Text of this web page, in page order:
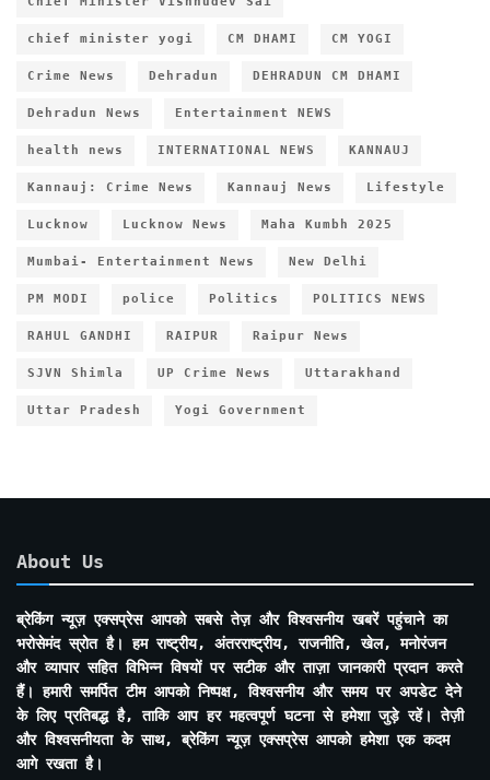
chief minister yogi CM DHAMI CM YOGI
Crime News Dehradun DEHRADUN CM DHAMI
Dehradun News Entertainment NEWS
health news INTERNATIONAL NEWS KANNAUJ
Kannauj: Crime News Kannauj News Lifestyle
Lucknow Lucknow News Maha Kumbh 2025
Mumbai- Entertainment News New Delhi
PM MODI police Politics POLITICS NEWS
RAHUL GANDHI RAIPUR Raipur News
SJVN Shimla UP Crime News Uttarakhand
Uttar Pradesh Yogi Government
About Us
ब्रेकिंग न्यूज़ एक्सप्रेस आपको सबसे तेज़ और विश्वसनीय खबरें पहुंचाने का
भरोसेमंद स्रोत है। हम राष्ट्रीय, अंतरराष्ट्रीय, राजनीति, खेल, मनोरंजन
और व्यापार सहित विभिन्न विषयों पर सटीक और ताज़ा जानकारी प्रदान करते
हैं। हमारी समर्पित टीम आपको निष्पक्ष, विश्वसनीय और समय पर अपडेट देने
के लिए प्रतिबद्ध है, ताकि आप हर महत्वपूर्ण घटना से हमेशा जुड़े रहें। तेज़ी
और विश्वसनीयता के साथ, ब्रेकिंग न्यूज़ एक्सप्रेस आपको हमेशा एक कदम
आगे रखता है।